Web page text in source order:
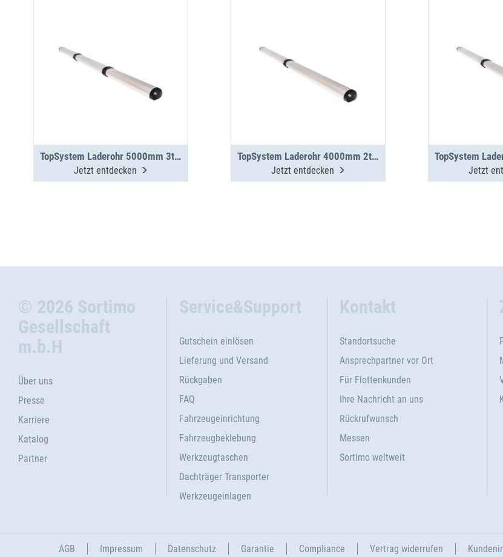
TopSystem Laderohr 5000mm 3teilig
Jetzt entdecken
TopSystem Laderohr 4000mm 2teilig
Jetzt entdecken Jetzt
© 2026 Sortimo
Gesellschaft
m.b.H
Über uns
Presse
Karriere
Katalog
Partner
Service&Support
Gutschein einlösen
Lieferung und Versand
Rückgaben
FAQ
Fahrzeugeinrichtung
Fahrzeugbeklebung
Werkzeugtaschen
Dachträger Transporter
Werkzeugeinlagen
Kontakt
Standortsuche
Ansprechpartner vor Ort
Für Flottenkunden
Ihre Nachricht an uns
Rückrufwunsch
Messen
Sortimo weltweit
AGB Impressum Datenschutz Garantie Compliance Vertrag widerrufen